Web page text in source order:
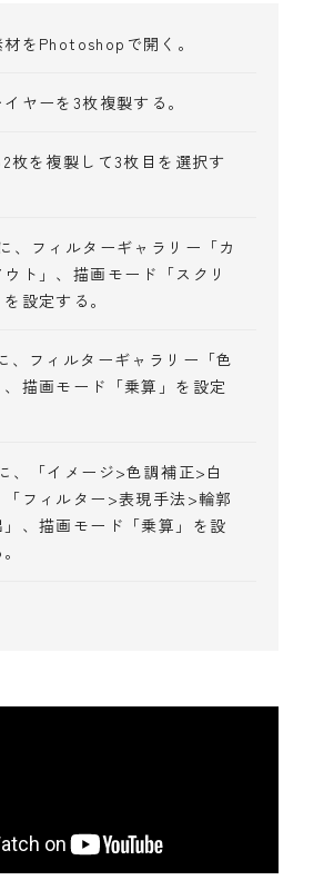
をPhotoshopで開く。
ヤーを3枚複製する。
2枚を複製して3枚目を選択す
、フィルターギャラリー「カ
ウト」、描画モード「スクリ
設定する。
、フィルターギャラリー「色
描画モード「乗算」を設定
、「イメージ>色調補正>白
「フィルター>表現手法>輪郭
」、描画モード「乗算」を設